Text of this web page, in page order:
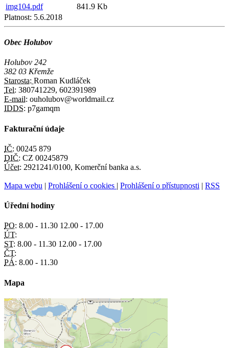
img104.pdf
841.9 Kb
Platnost: 5.6.2018
Obec Holubov
Holubov 242
382 03 Křemže
Starosta: Roman Kudláček
Tel: 380741229, 602391989
E-mail: ouholubov@worldmail.cz
IDDS: p7gamqm
Fakturační údaje
IČ: 00245 879
DIČ: CZ 00245879
Účet: 2921241/0100, Komerční banka a.s.
Mapa webu | Prohlášení o cookies | Prohlášení o přístupnosti | RSS
Úřední hodiny
PO: 8.00 - 11.30 12.00 - 17.00
ÚT:
ST: 8.00 - 11.30 12.00 - 17.00
ČT:
PÁ: 8.00 - 11.30
Mapa